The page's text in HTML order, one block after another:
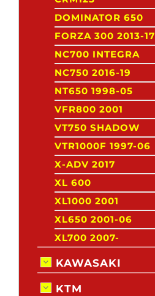
DOMINATOR 650
FORZA 300 2013-17
NC700 INTEGRA
NC750 2016-19
NT650 1998-05
VFR800 2001
VT750 SHADOW
VTR1000F 1997-06
X-ADV 2017
XL 600
XL1000 2001
XL650 2001-06
XL700 2007-
KAWASAKI
KTM